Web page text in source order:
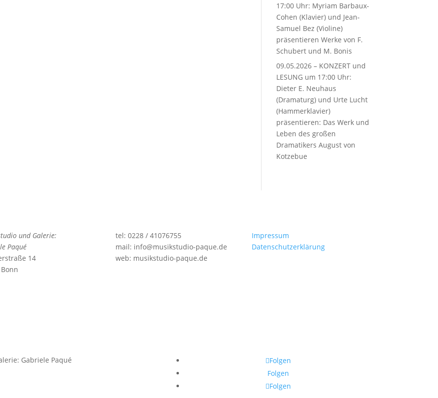
17:00 Uhr: Myriam Barbaux-
Cohen (Klavier) und Jean-
Samuel Bez (Violine)
präsentieren Werke von F.
Schubert und M. Bonis
09.05.2026 – KONZERT und
LESUNG um 17:00 Uhr:
Dieter E. Neuhaus
(Dramaturg) und Urte Lucht
(Hammerklavier)
präsentieren: Das Werk und
Leben des großen
Dramatikers August von
Kotzebue
und Galerie:
Paqué
14
tel: 0228 / 41076755
mail: info@musikstudio-paque.de
web: musikstudio-paque.de
Impressum
Datenschutzerklärung
Gabriele Paqué
Folgen
Folgen
Folgen